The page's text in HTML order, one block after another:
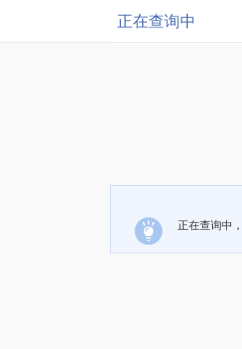
正在查询中
正在查询中